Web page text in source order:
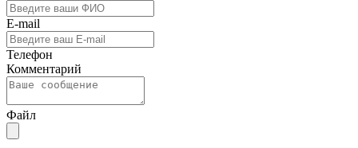
E-mail
Телефон
Комментарий
Файл